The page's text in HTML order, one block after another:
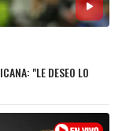
"LE DESEO LO